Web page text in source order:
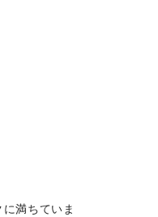
満ちていま